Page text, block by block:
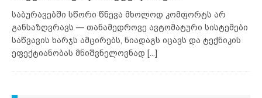
საბურავებში სწორი წნევა მხოლოდ კომფორტს არ
განსაზღვრავს — თანამედროვე ავტომატური სისტემები
საწვავის ხარჯს ამცირებს, ნიადაგს იცავს და ტექნიკის
ეფექტიანობას მნიშვნელოვნად [...]